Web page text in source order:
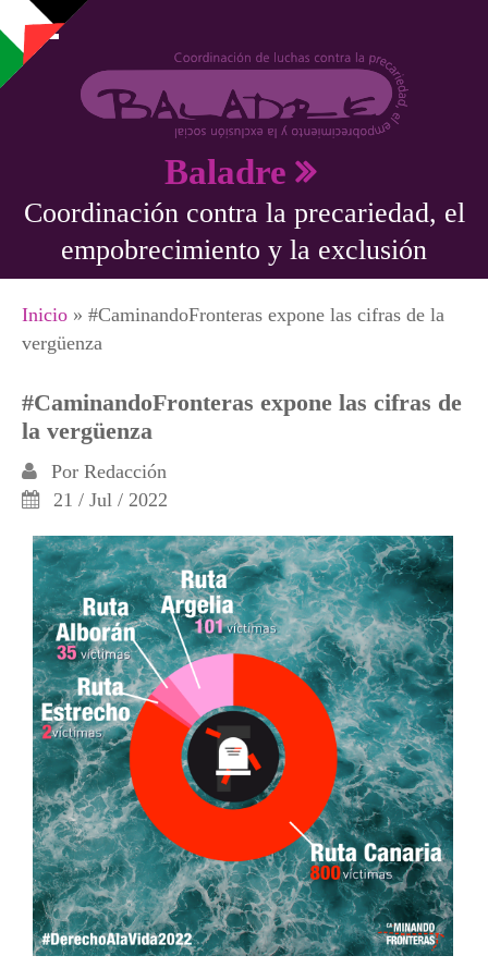
Pasar al contenido principal
Baladre
Coordinación contra la precariedad, el
empobrecimiento y la exclusión
Se encuentra usted aquí
Inicio » #CaminandoFronteras expone las cifras de la
vergüenza
#CaminandoFronteras expone las cifras de
la vergüenza
Por Redacción
21 / Jul / 2022